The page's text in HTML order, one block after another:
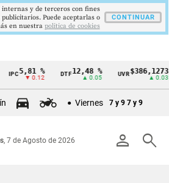
5,81 %
▼ 0.12
DTF 12,48 %
▲ 0.05
UVR $386,1273
▲ 0.03
Viernes 7 y 9 7 y 9
person search
, 7 de Agosto de 2026
y de terceros con fines
Puede aceptarlas o
en nuestra politica de cookies
CONTINUAR